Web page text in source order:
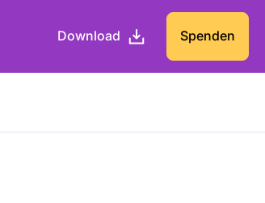
Download Spenden